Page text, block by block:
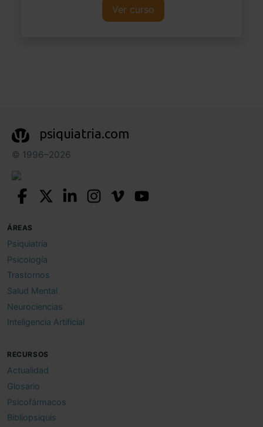
Ver curso
psiquiatria.com
© 1996–2026
ÁREAS
Psiquiatría
Psicología
Trastornos
Salud Mental
Neurociencias
Inteligencia Artificial
RECURSOS
Actualidad
Glosario
Psicofármacos
Bibliopsiquis